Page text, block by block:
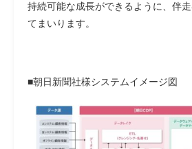
持続可能な成長ができるように、伴
てまいります。
■朝日新聞社様システムイメージ図